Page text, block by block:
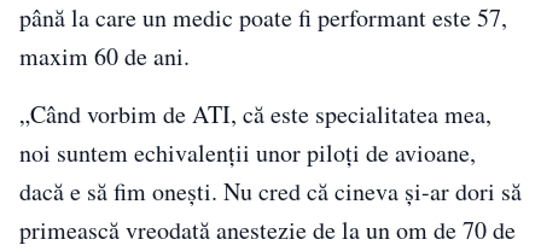
până la care un medic poate fi performant este 57,
maxim 60 de ani.
„Când vorbim de ATI, că este specialitatea mea,
noi suntem echivalenţii unor piloţi de avioane,
dacă e să fim oneşti. Nu cred că cineva şi-ar dori să
primească vreodată anestezie de la un om de 70 de